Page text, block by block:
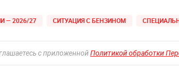
— 2026/27 СИТУАЦИЯ С БЕНЗИНОМ
с приложеннойПолитикой обработки